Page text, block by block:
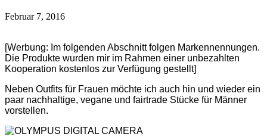
Februar 7, 2016
[Werbung: Im folgenden Abschnitt folgen Markennennungen.
Die Produkte wurden mir im Rahmen einer unbezahlten
Kooperation kostenlos zur Verfügung gestellt]
Neben Outfits für Frauen möchte ich auch hin und wieder ein
paar nachhaltige, vegane und fairtrade Stücke für Männer
vorstellen.